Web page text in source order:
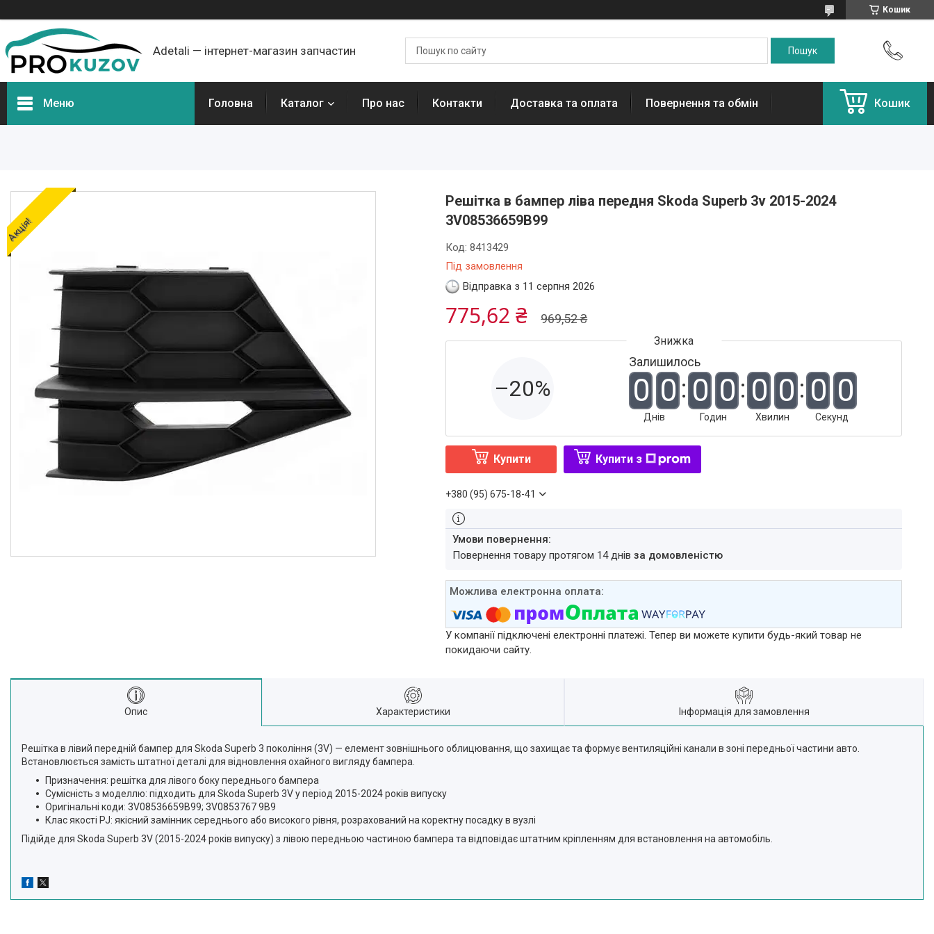
Кошик
Adetali — інтернет-магазин запчастин
Меню
Відгуки
Головна Каталог Про нас Контакти Доставка та оплата Повернення та обмін Кошик
Акція!
Решітка в бампер ліва передня Skoda Superb 3v 2015-2024
3V08536659B99
Під замовлення
Код:8413429
Відправка з 11 серпня 2026
969,52 ₴
775,62 ₴
–20%
Залишилось
0 0
Днів
0 0
Годин
0 0
Хвилин
0 0
Секунд
Купити Купити з
+380 (95) 675-18-41
повернення товару протягом 14 днівза домовленістю
У компанії підключені електронні платежі. Тепер ви можете купити будь-який товар не
покидаючи сайту.
Опис Характеристики Інформація для замовлення
Решітка в лівий передній бампер для Skoda Superb 3 покоління (3V) — елемент зовнішнього облицювання, що захищає та формує вентиляційні канали в зоні передньої частини авто.
Встановлюється замість штатної деталі для відновлення охайного вигляду бампера.
Призначення: решітка для лівого боку переднього бампера
Сумісність з моделлю: підходить для Skoda Superb 3V у період 2015-2024 років випуску
Оригінальні коди: 3V08536659B99; 3V0853767 9B9
Клас якості PJ: якісний замінник середнього або високого рівня, розрахований на коректну посадку в вузлі
Підійде для Skoda Superb 3V (2015-2024 років випуску) з лівою передньою частиною бампера та відповідає штатним кріпленням для встановлення на автомобіль.